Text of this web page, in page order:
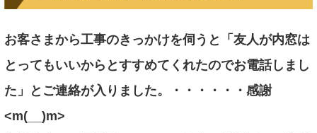
お客さまから工事のきっかけを伺うと「友人が内窓は
とってもいいからとすすめてくれたのでお電話しまし
た」とご連絡が入りました。・・・・・・感謝
<m(__)m>